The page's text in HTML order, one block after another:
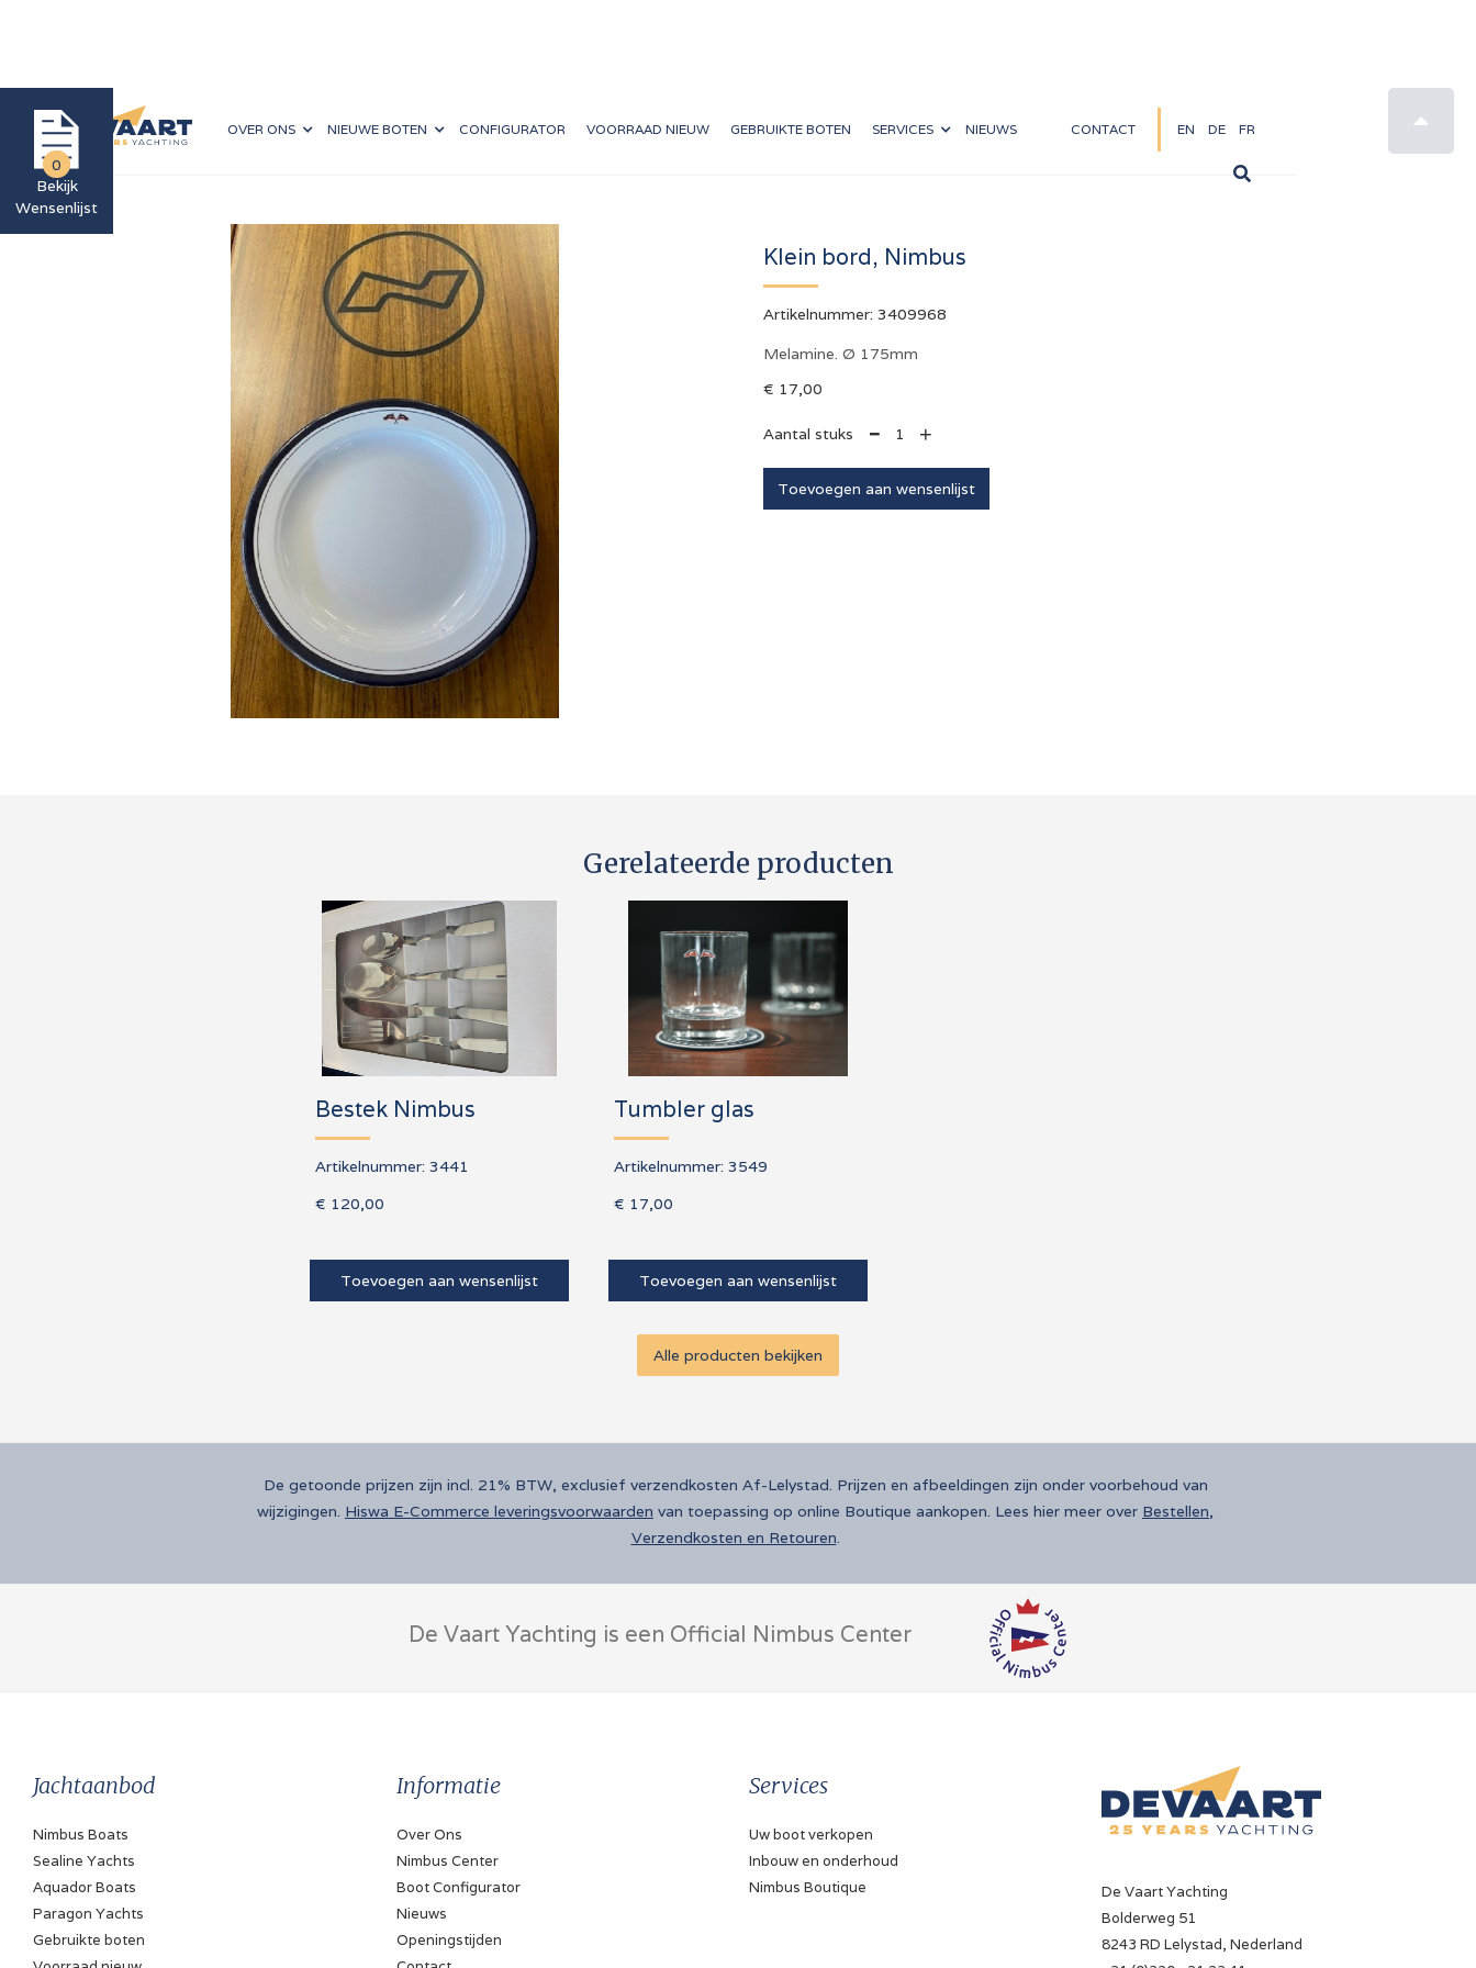
OVER ONS NIEUWE BOTEN CONFIGURATOR VOORRAAD NIEUW GEBRUIKTE BOTEN SERVICES NIEUWS FR
DE
EN
CONTACT


0
Bekijk
Wensenlijst
Home Nimbus Boutique
Klein bord, Nimbus
Artikelnummer: 3409968
Melamine. Ø 175mm
€ 17,00
Aantal stuks  +
Gerelateerde producten
Bestek Nimbus
Artikelnummer: 3441
€ 120,00
Tumbler glas
Artikelnummer: 3549
€ 17,00
Alle producten bekijken
De getoonde prijzen zijn incl. 21% BTW, exclusief verzendkosten Af-Lelystad. Prijzen en afbeeldingen zijn onder voorbehoud van
wijzigingen. Hiswa E-Commerce leveringsvoorwaarden van toepassing op online Boutique aankopen. Lees hier meer over Bestellen,
Verzendkosten en Retouren.
De Vaart Yachting is een Official Nimbus Center
Jachtaanbod
Nimbus Boats
Sealine Yachts
Aquador Boats
Paragon Yachts
Gebruikte boten
Informatie
Over Ons
Nimbus Center
Boot Configurator
Nieuws
Openingstijden
Services
Uw boot verkopen
Inbouw en onderhoud
Nimbus Boutique
De Vaart Yachting
Bolderweg 51
8243 RD Lelystad, Nederland